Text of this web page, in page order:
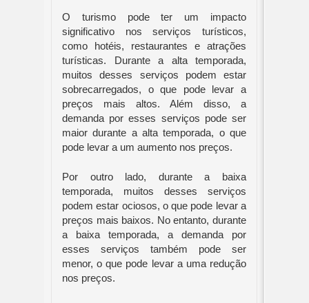
O turismo pode ter um impacto
significativo nos serviços turísticos,
como hotéis, restaurantes e atrações
turísticas. Durante a alta temporada,
muitos desses serviços podem estar
sobrecarregados, o que pode levar a
preços mais altos. Além disso, a
demanda por esses serviços pode ser
maior durante a alta temporada, o que
pode levar a um aumento nos preços.
Por outro lado, durante a baixa
temporada, muitos desses serviços
podem estar ociosos, o que pode levar a
preços mais baixos. No entanto, durante
a baixa temporada, a demanda por
esses serviços também pode ser
menor, o que pode levar a uma redução
nos preços.